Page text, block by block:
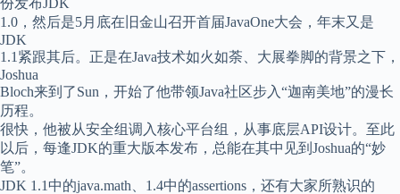
份发布JDK
1.0，然后是5月底在旧金山召开首届JavaOne大会，年末又是
JDK
1.1紧跟其后。正是在Java技术如火如荼、大展拳脚的背景之下，
Joshua
Bloch来到了Sun，开始了他带领Java社区步入“迦南美地”的漫长
历程。
很快，他被从安全组调入核心平台组，从事底层API设计。至此
以后，每逢JDK的重大版本发布，总能在其中见到Joshua的“妙
笔”。
JDK 1.1中的java.math、1.4中的assertions，还有大家所熟识的